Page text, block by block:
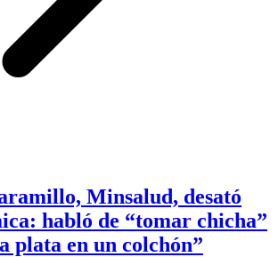
Minsalud, desató
habló de “tomar chicha”
plata en un colchón”